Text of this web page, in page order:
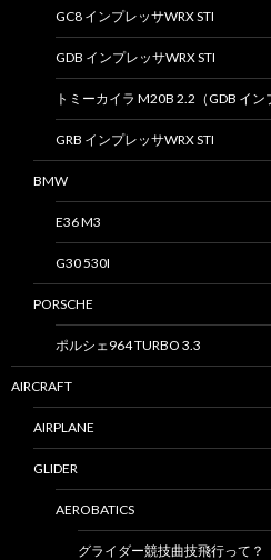
GC8 インプレッサWRX STI
GDB インプレッサWRX STI
トミーカイラ M20B 2.2（GDB イン
GRB インプレッサWRX STI
BMW
E36 M3
G30 530I
PORSCHE
ポルシェ964 TURBO 3.3
AIRCRAFT
AIRPLANE
GLIDER
AEROBATICS
グライダー競技曲技飛行って？